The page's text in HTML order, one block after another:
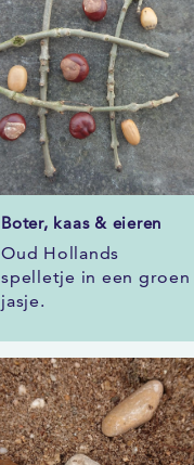
Boter, kaas & eieren
Oud Hollands
spelletje in een groen
jasje.